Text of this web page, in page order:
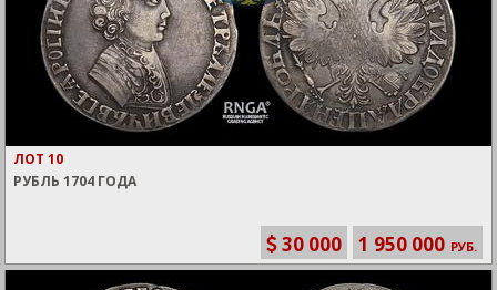
ЛОТ 10
РУБЛЬ 1704 ГОДА
30 000 1 950 000 РУБ.